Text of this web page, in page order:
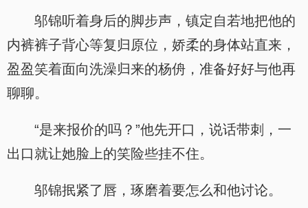
邬锦听着身后的脚步声，镇定自若地把他的
内裤裤子背心等复归原位，娇柔的身体站直来，
盈盈笑着面向洗澡归来的杨侜，准备好好与他再
聊聊。
“是来报价的吗？”他先开口，说话带刺，一
出口就让她脸上的笑险些挂不住。
邬锦抿紧了唇，琢磨着要怎么和他讨论。